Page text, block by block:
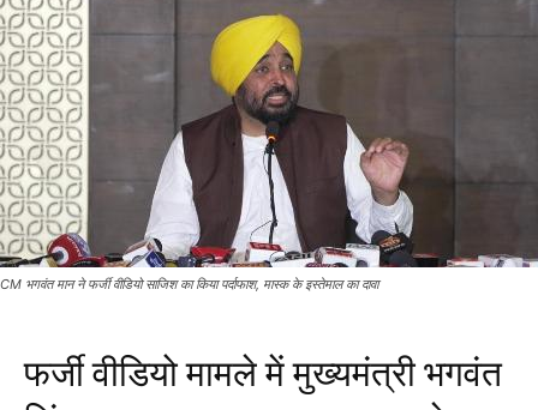
CM भगवंत मान ने फर्जी वीडियो साजिश का किया पर्दाफाश, मास्क के इस्तेमाल का दावा
फर्जी वीडियो मामले में मुख्यमंत्री भगवंत